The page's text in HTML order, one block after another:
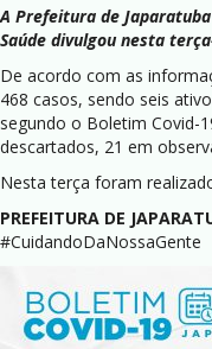
A Prefeitura de
Saúde divulgou nesta
De acordo com as
468 casos, sendo seis
segundo o Boletim Covid-
descartados, 21 em
Nesta terça foram
PREFEITURA DE
#CuidandoDaNossaGente